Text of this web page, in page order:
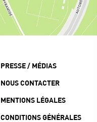
PRESSE / MÉDIAS
NOUS CONTACTER
MENTIONS LÉGALES
CONDITIONS GÉNÉRALES